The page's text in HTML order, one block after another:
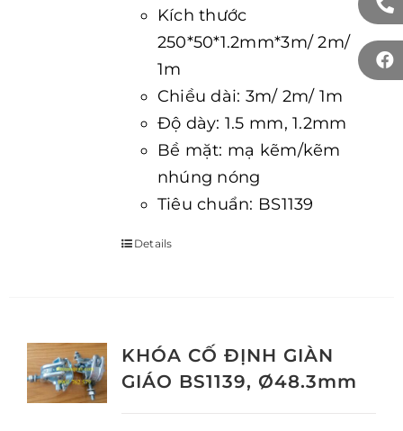
Kích thước
250*50*1.2mm*3m/ 2m/
1m
Chiều dài: 3m/ 2m/ 1m
Độ dày: 1.5 mm, 1.2mm
Bề mặt: mạ kẽm/kẽm
nhúng nóng
Tiêu chuẩn: BS1139
Details
KHÓA CỐ ĐỊNH GIÀN
GIÁO BS1139, Ø48.3mm